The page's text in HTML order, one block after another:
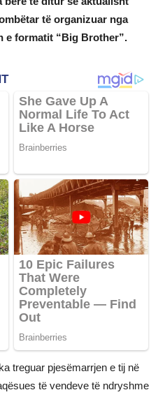
të organizuar nga
e formatit “Big Brother”.
treguar pjesëmarrjen e tij në
të vendeve të ndryshme